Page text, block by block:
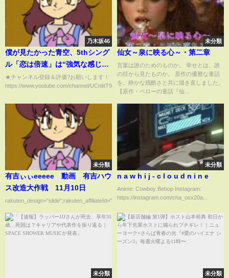
乃木坂46
僕が見たかった青空、5thシング
ル「恋は倍速」は“強気な感じの
女性目線”「新しいイケイケな僕
青をお見せできたら」
★チャンネル登録＆評価?お願いします！
https://www.youtube.com/channel/UCnittT9IvOYhrIgps...
未分類
仙女～泉に映る心～・第二章
言葉は誰のためのものか。 幸せとは、誰
の目から見たものか。 原作の優雅な童話
を、静かな残酷さと共に描き直しました。
【原作・ペローの童話『仙...
未分類
有吉ぃぃeeeee 動画 有吉ハウ
ス改造大作戦 11月10日
rakuten_design="slide";rakuten_affiliateId="00ed0224.63...
未分類
n a w h i j - c l o u d n i n e
Anime: Cowboy Bebop Instagram:
https://instagram.com/cha_osx20a...
未分類 未分類